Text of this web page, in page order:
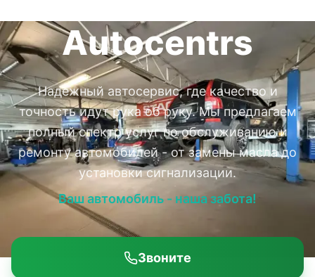
Autocentrs
Надежный автосервис, где качество и
точность идут рука об руку. Мы предлагаем
полный спектр услуг по обслуживанию и
ремонту автомобилей - от замены масла до
установки сигнализации.
Ваш автомобиль - наша забота!
Звоните